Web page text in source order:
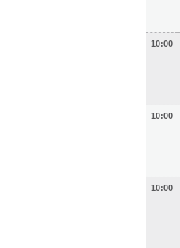
10:00
10:00
10:00